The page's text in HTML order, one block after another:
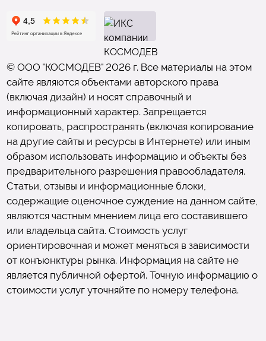
© ООО "КОСМОДЕВ" 2026 г. Все материалы на этом
сайте являются объектами авторского права
(включая дизайн) и носят справочный и
информационный характер. Запрещается
копировать, распространять (включая копирование
на другие сайты и ресурсы в Интернете) или иным
образом использовать информацию и объекты без
предварительного разрешения правообладателя.
Статьи, отзывы и информационные блоки,
содержащие оценочное суждение на данном сайте,
являются частным мнением лица его составившего
или владельца сайта. Стоимость услуг
ориентировочная и может меняться в зависимости
от конъюнктуры рынка. Информация на сайте не
является публичной офертой. Точную информацию о
стоимости услуг уточняйте по номеру телефона.